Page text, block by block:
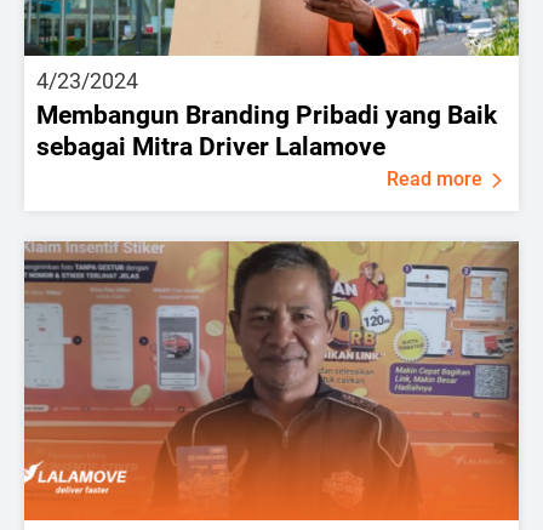
4/23/2024
Membangun Branding Pribadi yang Baik
sebagai Mitra Driver Lalamove
Read more